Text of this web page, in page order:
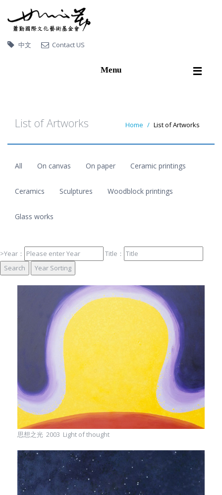
中文 Contact US
Menu
Artworks
Publications
List of Artworks Home List of Artworks
All On canvas On paper Ceramic printings
Ceramics Sculptures Woodblock printings
Glass works
>Year： Title：
思想之光 2003 Light of thought